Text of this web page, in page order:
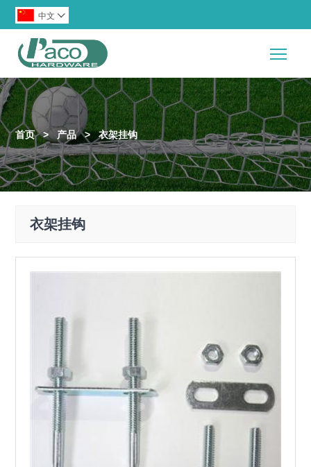
中文 
首页 > 产品 > 衣架挂钩
衣架挂钩